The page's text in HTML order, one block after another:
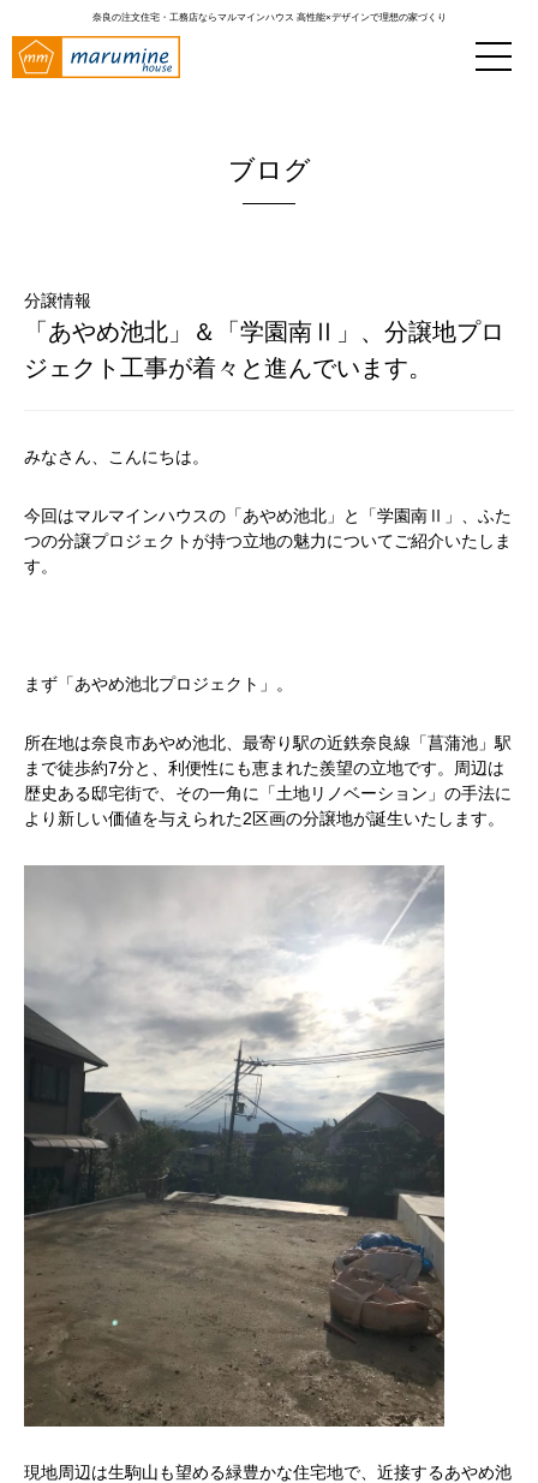
奈良の注文住宅・工務店ならマルマインハウス 高性能×デザインで理想の家づくり
ブログ
分譲情報
「あやめ池北」＆「学園南Ⅱ」、分譲地プロ
ジェクト工事が着々と進んでいます。
みなさん、こんにちは。
今回はマルマインハウスの「あやめ池北」と「学園南Ⅱ」、ふた
つの分譲プロジェクトが持つ立地の魅力についてご紹介いたしま
す。
まず「あやめ池北プロジェクト」。
所在地は奈良市あやめ池北、最寄り駅の近鉄奈良線「菖蒲池」駅
まで徒歩約7分と、利便性にも恵まれた羨望の立地です。周辺は
歴史ある邸宅街で、その一角に「土地リノベーション」の手法に
より新しい価値を与えられた2区画の分譲地が誕生いたします。
現地周辺は生駒山も望める緑豊かな住宅地で、近接するあやめ池